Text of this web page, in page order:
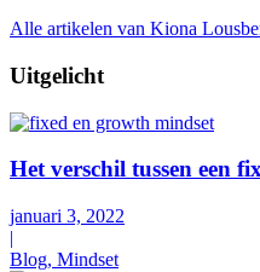
Alle artikelen van Kiona
Uitgelicht
Het verschil tussen een
januari 3, 2022
|
Blog, Mindset